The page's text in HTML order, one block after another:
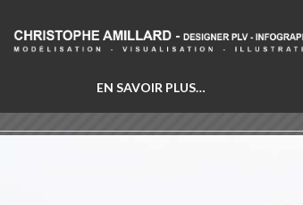
EN SAVOIR PLUS…